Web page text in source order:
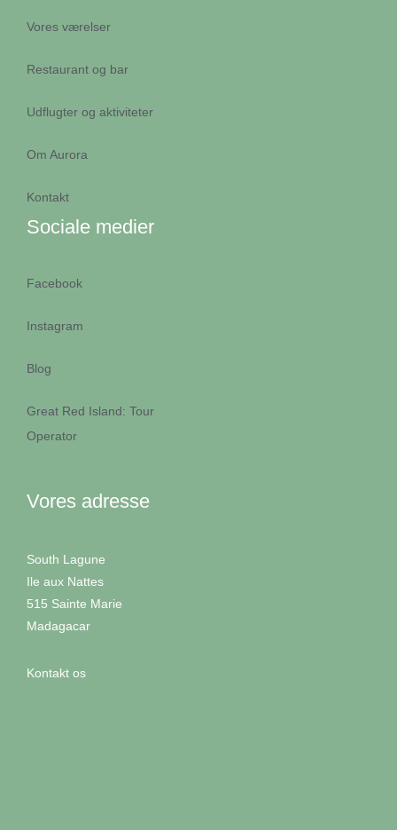
Vores værelser
Restaurant og bar
Udflugter og aktiviteter
Om Aurora
Kontakt
Sociale medier
Facebook
Instagram
Blog
Great Red Island: Tour
Operator
Vores adresse
South Lagune
Ile aux Nattes
515 Sainte Marie
Madagacar
Kontakt os